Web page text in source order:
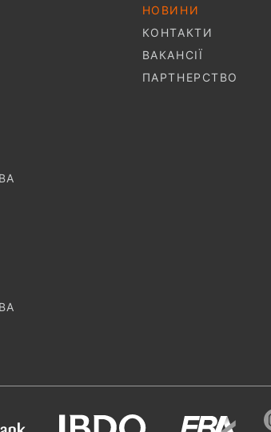
НОВИНИ
КОНТАКТИ
ВАКАНСІЇ
ПАРТНЕРСТВО